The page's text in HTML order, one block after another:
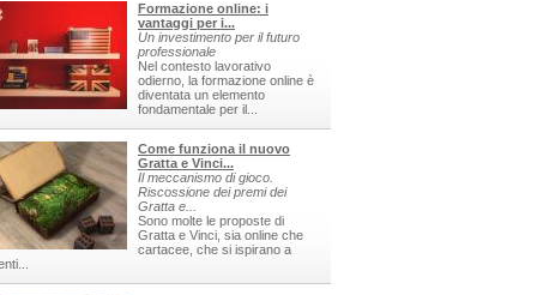
Formazione online: i
vantaggi per i...
Un investimento per il futuro
professionale
Nel contesto lavorativo
odierno, la formazione online è
diventata un elemento
fondamentale per il...
Come funziona il nuovo
Gratta e Vinci...
Il meccanismo di gioco.
Riscossione dei premi dei
Gratta e...
Sono molte le proposte di
Gratta e Vinci, sia online che
cartacee, che si ispirano a